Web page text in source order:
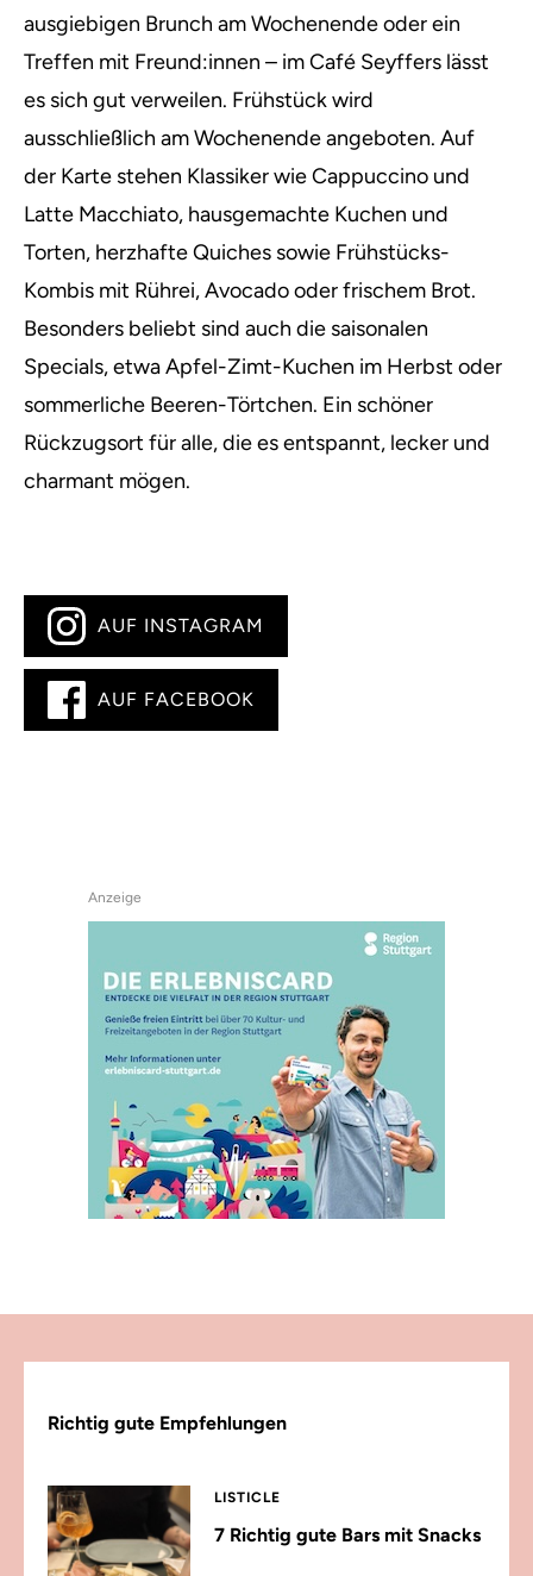
ausgiebigen Brunch am Wochenende oder ein
Treffen mit Freund:innen – im Café Seyffers lässt
es sich gut verweilen. Frühstück wird
ausschließlich am Wochenende angeboten. Auf
der Karte stehen Klassiker wie Cappuccino und
Latte Macchiato, hausgemachte Kuchen und
Torten, herzhafte Quiches sowie Frühstücks-
Kombis mit Rührei, Avocado oder frischem Brot.
Besonders beliebt sind auch die saisonalen
Specials, etwa Apfel-Zimt-Kuchen im Herbst oder
sommerliche Beeren-Törtchen. Ein schöner
Rückzugsort für alle, die es entspannt, lecker und
charmant mögen.
AUF INSTAGRAM
AUF FACEBOOK
Anzeige
Richtig gute Empfehlungen
LISTICLE
7 Richtig gute Bars mit Snacks